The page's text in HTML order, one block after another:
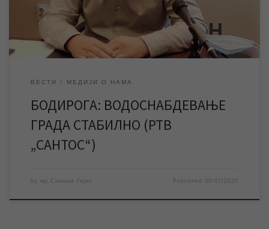
стране ЈКП „Водовод и канализација“ Зрењанин и шта је тиме
ВЕСТИ МЕДИЈИ О НАМА
БОДИРОГА: ВОДОСНАБДЕВАЊЕ
ГРАДА СТАБИЛНО (РТВ
„САНТОС“)
by мр Синиша Гајин Published 09/07/2020